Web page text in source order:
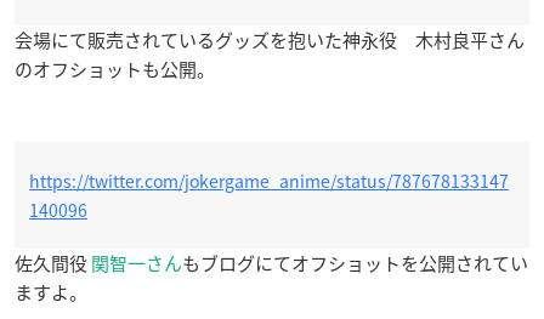
会場にて販売されているグッズを抱いた神永役 木村良平さん
のオフショットも公開。
https://twitter.com/jokergame_anime/status/787678133147
140096
佐久間役関智一さんもブログにてオフショットを公開されてい
ますよ。